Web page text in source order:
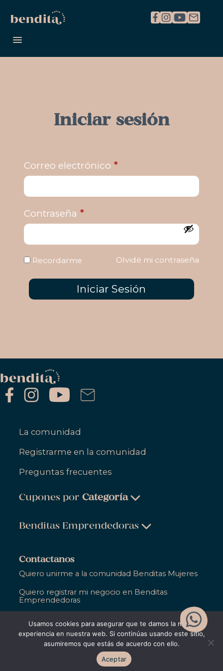
Iniciar sesión
Correo electrónico *
Contraseña *
Recordarme Olvidé mi contraseña
Iniciar Sesión
La comunidad
Registrarme en la comunidad
Preguntas frecuentes
Cupones porCategoría
Salud & Bienestar
Hogar
Gastronomía
Entretenimiento
Educación
Apoyo Empresarial
Benditas Emprendedoras
Salud & Bienestar
Hogar
Gastronomía
Entretenimiento
Contactanos
Quiero unirme a la comunidad Benditas Mujeres
Quiero registrar mi negocio en Benditas
Emprendedoras
Bendita Entre Todas. Todos los derechos
reservados
Usamos cookies para asegurar que te damos la mejor
experiencia en nuestra web. Si continúas usando este sitio,
asumiremos que estás de acuerdo con ello.
Aceptar